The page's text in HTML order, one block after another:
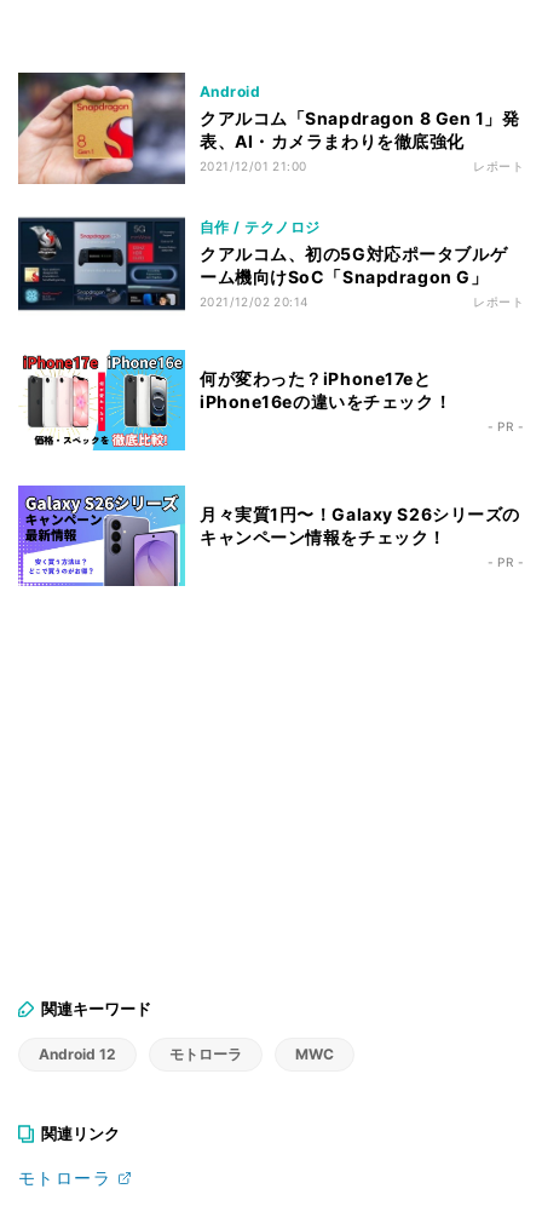
Android
クアルコム「Snapdragon 8 Gen 1」発
表、AI・カメラまわりを徹底強化
2021/12/01 21:00 レポート
自作 / テクノロジ
クアルコム、初の5G対応ポータブルゲ
ーム機向けSoC「Snapdragon G」
2021/12/02 20:14 レポート
何が変わった？iPhone17eと
iPhone16eの違いをチェック！
- PR -
月々実質1円〜！Galaxy S26シリーズの
キャンペーン情報をチェック！
- PR -
関連キーワード
Android 12 モトローラ MWC
関連リンク
モトローラ